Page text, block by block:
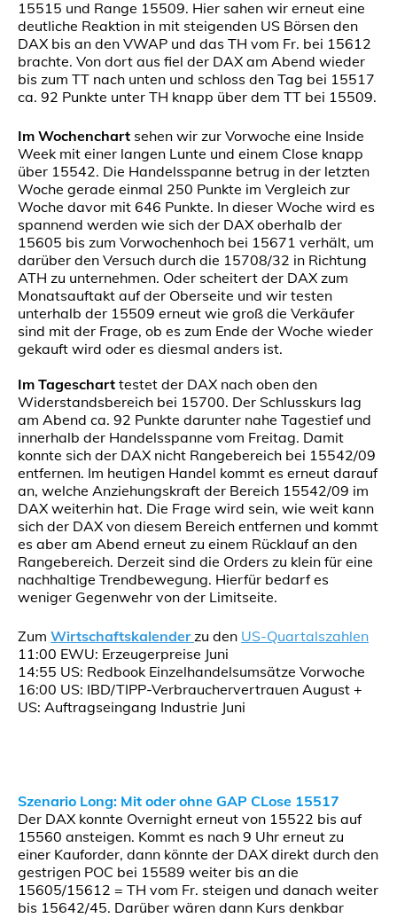
15515 und Range 15509. Hier sahen wir erneut eine
deutliche Reaktion in mit steigenden US Börsen den
DAX bis an den VWAP und das TH vom Fr. bei 15612
brachte. Von dort aus fiel der DAX am Abend wieder
bis zum TT nach unten und schloss den Tag bei 15517
ca. 92 Punkte unter TH knapp über dem TT bei 15509.
Im Wochenchart sehen wir zur Vorwoche eine Inside
Week mit einer langen Lunte und einem Close knapp
über 15542. Die Handelsspanne betrug in der letzten
Woche gerade einmal 250 Punkte im Vergleich zur
Woche davor mit 646 Punkte. In dieser Woche wird es
spannend werden wie sich der DAX oberhalb der
15605 bis zum Vorwochenhoch bei 15671 verhält, um
darüber den Versuch durch die 15708/32 in Richtung
ATH zu unternehmen. Oder scheitert der DAX zum
Monatsauftakt auf der Oberseite und wir testen
unterhalb der 15509 erneut wie groß die Verkäufer
sind mit der Frage, ob es zum Ende der Woche wieder
gekauft wird oder es diesmal anders ist.
Im Tageschart testet der DAX nach oben den
Widerstandsbereich bei 15700. Der Schlusskurs lag
am Abend ca. 92 Punkte darunter nahe Tagestief und
innerhalb der Handelsspanne vom Freitag. Damit
konnte sich der DAX nicht Rangebereich bei 15542/09
entfernen. Im heutigen Handel kommt es erneut darauf
an, welche Anziehungskraft der Bereich 15542/09 im
DAX weiterhin hat. Die Frage wird sein, wie weit kann
sich der DAX von diesem Bereich entfernen und kommt
es aber am Abend erneut zu einem Rücklauf an den
Rangebereich. Derzeit sind die Orders zu klein für eine
nachhaltige Trendbewegung. Hierfür bedarf es
weniger Gegenwehr von der Limitseite.
Zum Wirtschaftskalender zu den US-Quartalszahlen
11:00 EWU: Erzeugerpreise Juni
14:55 US: Redbook Einzelhandelsumsätze Vorwoche
16:00 US: IBD/TIPP-Verbrauchervertrauen August +
US: Auftragseingang Industrie Juni
Szenario Long: Mit oder ohne GAP CLose 15517
Der DAX konnte Overnight erneut von 15522 bis auf
15560 ansteigen. Kommt es nach 9 Uhr erneut zu
einer Kauforder, dann könnte der DAX direkt durch den
gestrigen POC bei 15589 weiter bis an die
15605/15612 = TH vom Fr. steigen und danach weiter
bis 15642/45. Darüber wären dann Kurs denkbar